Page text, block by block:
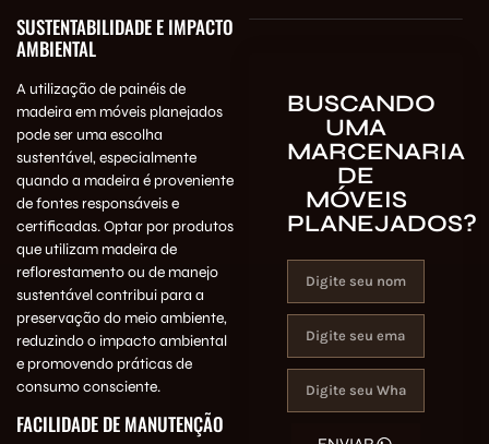
SUSTENTABILIDADE E IMPACTO
AMBIENTAL
A utilização de painéis de
madeira em móveis planejados
pode ser uma escolha
sustentável, especialmente
quando a madeira é proveniente
de fontes responsáveis e
certificadas. Optar por produtos
que utilizam madeira de
reflorestamento ou de manejo
sustentável contribui para a
preservação do meio ambiente,
reduzindo o impacto ambiental
e promovendo práticas de
consumo consciente.
FACILIDADE DE MANUTENÇÃO
BUSCANDO
UMA
MARCENARIA
DE
MÓVEIS
PLANEJADOS?